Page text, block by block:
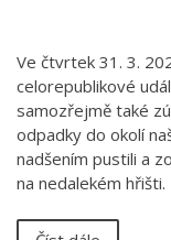
Ve čtvrtek 31. 3.
celorepublikové
samozřejmě také
odpadky do okolí
nadšením pustili a
na nedalekém